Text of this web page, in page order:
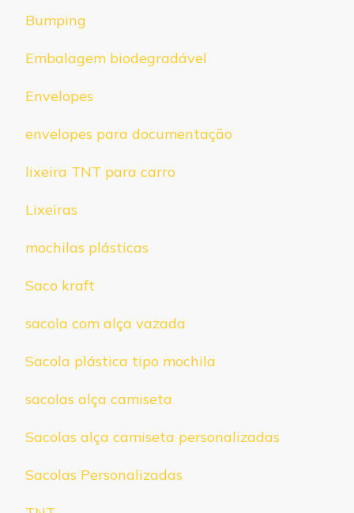
Bumping
Embalagem biodegradável
Envelopes
envelopes para documentação
lixeira TNT para carro
Lixeiras
mochilas plásticas
Saco kraft
sacola com alça vazada
Sacola plástica tipo mochila
sacolas alça camiseta
Sacolas alça camiseta personalizadas
Sacolas Personalizadas